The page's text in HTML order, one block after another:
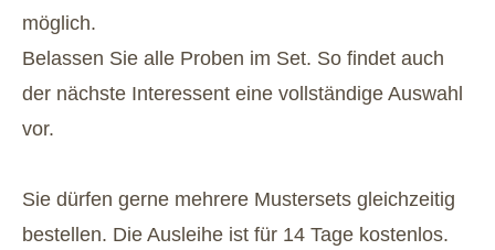
möglich.
Belassen Sie alle Proben im Set. So findet auch
der nächste Interessent eine vollständige Auswahl
vor.
Sie dürfen gerne mehrere Mustersets gleichzeitig
bestellen. Die Ausleihe ist für 14 Tage kostenlos.